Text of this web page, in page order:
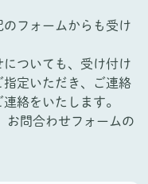
フォームからも受け
ついても、受け付け
定いただき、ご連絡
絡をいたします。
お問合わせフォームの